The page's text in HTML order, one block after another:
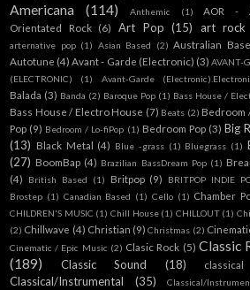
Americana (114) Anthemic (1)
AOR -
Orientated Rock (6) Art Pop (15) art rock
arternative pop (1) Asian Based (2) Australian
Autotune (4) Avant - Garde (Electronic) (3) AVANT-
(ELECTRONIC)
(1) Avant-Garde
Balada (3) Banda (2) Baroque Pop (1) Bass House /
Bass House / Electro House (7) Beats (2) Bedroom
Pop (9) Bedroom / Lo-fiPop (1) Bedroom Pop (3) Big
(13) Black Metal (4) Blue -grass (1) Bluegrass (1)
(27) BoomBap (4) Brazilian BassDream Pop (1)
(4)
British Based (1) Britpop (9) BRITPOP INDIE
Brostep (1) Canadian Based (1) Cello (1) Chamber
CHILDREN'S MUSIC (1) Chill House (1) CHILLOUT (1)
(2) Chillwave (4) Christian (9) Christmas (2)
Cinematic / Epic Music (2) Clasic Rock (5) Classic
(189)
Classic Sound (18) classical
Classical/Instrumental (35)
Classical/